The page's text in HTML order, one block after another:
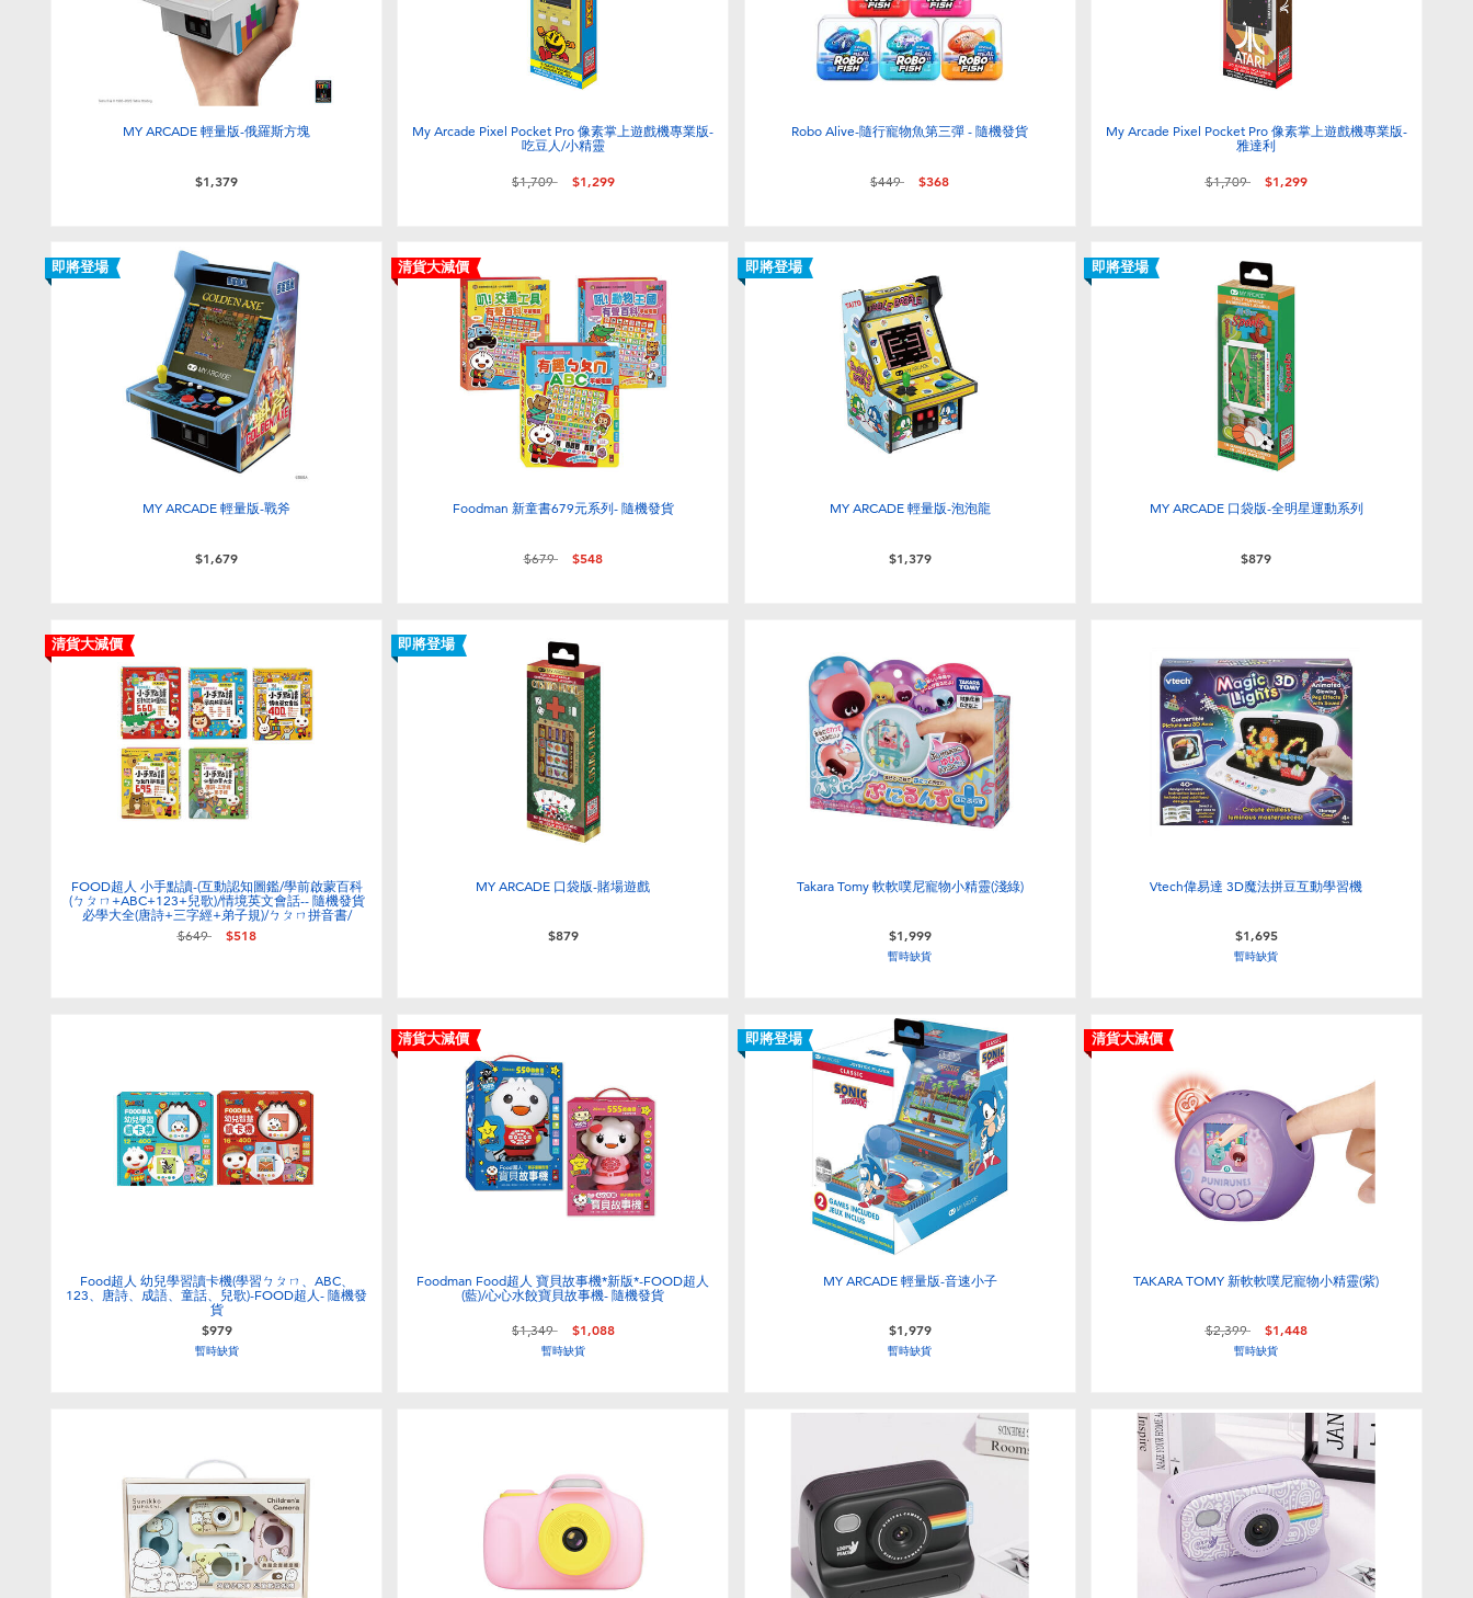
MY ARCADE 輕量版-俄羅斯方塊
$1,379
My Arcade Pixel Pocket Pro 像素掌上遊戲機專業版-
吃豆人/小精靈
價格從
$1,709至 $1,299
Robo Alive-隨行寵物魚第三彈 - 隨機發貨
價格從
$449至 $368
My Arcade Pixel Pocket Pro 像素掌上遊戲機專業版-
雅達利
價格從
$1,709至 $1,299
即將登場
MY ARCADE 輕量版-戰斧
$1,679
清貨大減價
Foodman 新童書679元系列- 隨機發貨
價格從
$679至 $548
即將登場
MY ARCADE 輕量版-泡泡龍
$1,379
即將登場
MY ARCADE 口袋版-全明星運動系列
$879
清貨大減價
FOOD超人 小手點讀-(互動認知圖鑑/學前啟蒙百科
(ㄅㄆㄇ+ABC+123+兒歌)/情境英文會話-- 隨機發貨
必學大全(唐詩+三字經+弟子規)/ㄅㄆㄇ拼音書/
價格從
$649至 $518
即將登場
MY ARCADE 口袋版-賭場遊戲
$879
Takara Tomy 軟軟噗尼寵物小精靈(淺綠)
$1,999
暫時缺貨
Vtech偉易達 3D魔法拼豆互動學習機
$1,695
暫時缺貨
Food超人 幼兒學習讀卡機(學習ㄅㄆㄇ、ABC、
123、唐詩、成語、童話、兒歌)-FOOD超人- 隨機發
貨
$979
暫時缺貨
清貨大減價
Foodman Food超人 寶貝故事機*新版*-FOOD超人
(藍)/心心水餃寶貝故事機- 隨機發貨
價格從
$1,349至 $1,088
暫時缺貨
即將登場
MY ARCADE 輕量版-音速小子
$1,979
暫時缺貨
清貨大減價
TAKARA TOMY 新軟軟噗尼寵物小精靈(紫)
價格從
$2,399至 $1,448
暫時缺貨